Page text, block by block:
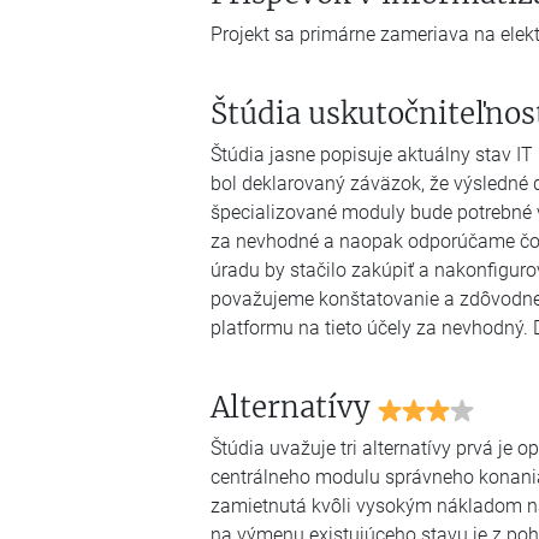
Projekt sa primárne zameriava na
Štúdia
Štúdia jasne popisuje aktuálny stav
bol deklarovaný záväzok, že
špecializované moduly bude
za nevhodné a naopak odporúčame
úradu by stačilo zakúpiť a
považujeme konštatovanie a
platformu na tieto účely za
Alternatívy
Štúdia uvažuje tri alternatívy prvá je
centrálneho modulu správneho
zamietnutá kvôli vysokým nákladom